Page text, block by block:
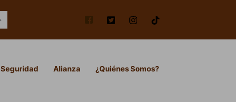
Seguridad Alianza ¿Quiénes Somos?